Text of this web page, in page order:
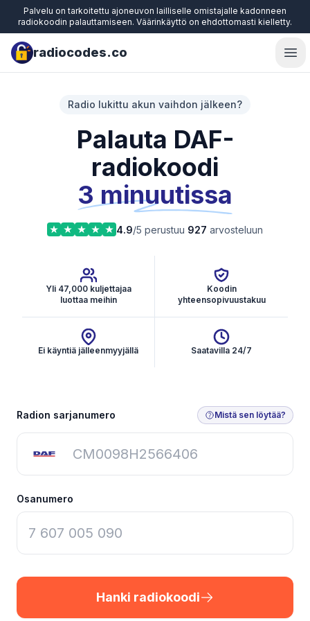
Palvelu on tarkoitettu ajoneuvon lailliselle omistajalle kadonneen
radiokoodin palauttamiseen. Väärinkäyttö on ehdottomasti kielletty.
radiocodes.co
Radio lukittu akun vaihdon jälkeen?
Palauta DAF-
radiokoodi
3 minuutissa
4.9/5 perustuu 927 arvosteluun
Yli 47,000 kuljettajaa
luottaa meihin
Koodin
yhteensopivuustakuu
Ei käyntiä jälleenmyyjällä Saatavilla 24/7
Hanki radiokoodi
Radion sarjanumero Mistä sen löytää?
Osanumero
Hanki radiokoodi